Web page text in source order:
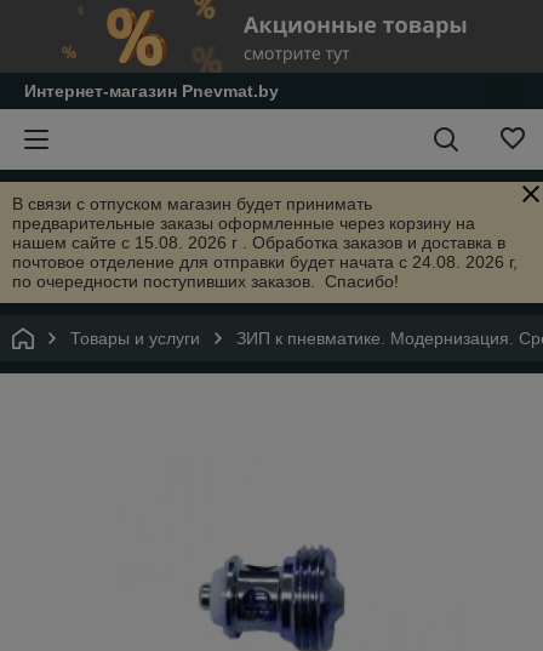
Интернет-магазин Pnevmat.by
В связи с отпуском магазин будет принимать
предварительные заказы оформленные через корзину на
нашем сайте с 15.08. 2026 г . Обработка заказов и доставка в
почтовое отделение для отправки будет начата с 24.08. 2026 г,
по очередности поступивших заказов. Спасибо!
Товары и услуги ЗИП к пневматике. Модернизация.